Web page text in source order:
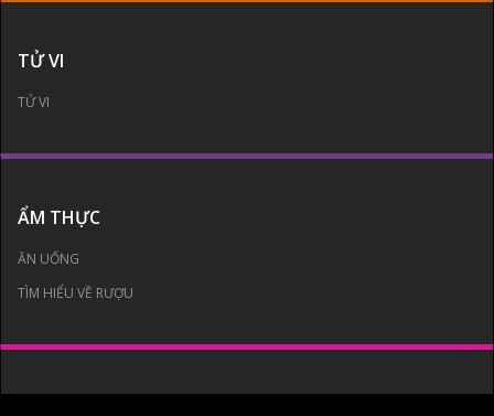
TỬ VI
TỬ VI
ẨM THỰC
ĂN UỐNG
TÌM HIỂU VỀ RƯỢU